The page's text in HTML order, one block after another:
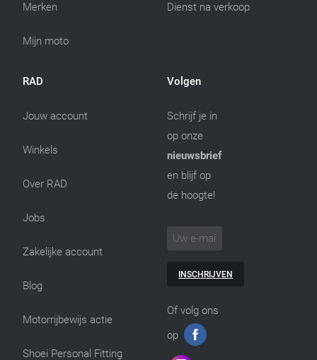
Merken
Mijn moto
Dienst na verkoop
RAD
Jouw account
Winkels
Over RAD
Jobs
Zakelijke account
Blog
Motorrijbewijs actie
Shoei Personal Fitting
Volgen
Schrijf je in
op onze
nieuwsbrief
en blijf op
de hoogte!
INSCHRIJVEN
Of volg ons
op